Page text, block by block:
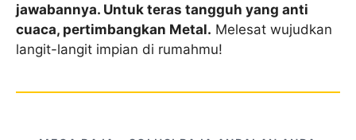
jawabannya. Untuk teras tangguh yang anti
cuaca, pertimbangkan Metal. Melesat wujudkan
langit-langit impian di rumahmu!